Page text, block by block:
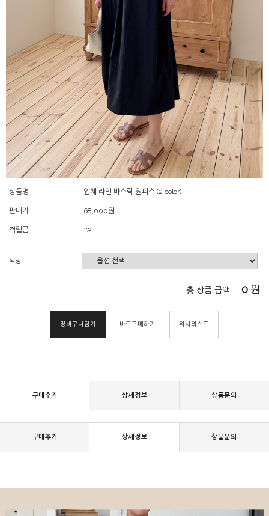
상품명 입체 라인 바스락 원피스 (2 color)
판매가 68,000원
적립금 1%
색상
총 상품 금액 0 원
장바구니담기 바로구매하기 위시리스트
구매후기 상세정보 상품문의
구매후기 상세정보 상품문의